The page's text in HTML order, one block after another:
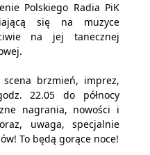
Polskiego Radia PiK
się na muzyce
na jej tanecznej
brzmień, imprez,
22.05 do północy
nagrania, nowości i
uwaga, specjalnie
To będą gorące noce!